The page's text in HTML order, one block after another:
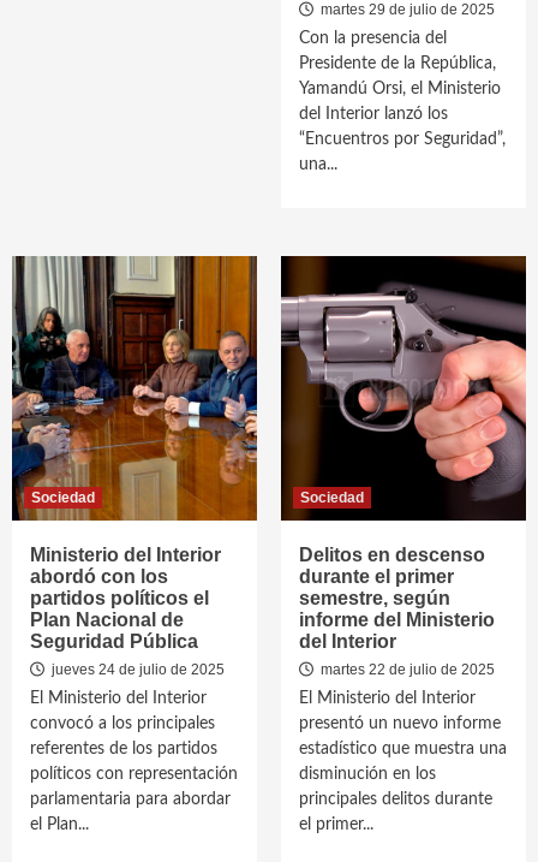
martes 29 de julio de 2025
Con la presencia del
Presidente de la República,
Yamandú Orsi, el Ministerio
del Interior lanzó los
“Encuentros por Seguridad”,
una...
Sociedad
Ministerio del Interior
abordó con los
partidos políticos el
Plan Nacional de
Seguridad Pública
jueves 24 de julio de 2025
El Ministerio del Interior
convocó a los principales
referentes de los partidos
políticos con representación
parlamentaria para abordar
el Plan...
Sociedad
Delitos en descenso
durante el primer
semestre, según
informe del Ministerio
del Interior
martes 22 de julio de 2025
El Ministerio del Interior
presentó un nuevo informe
estadístico que muestra una
disminución en los
principales delitos durante
el primer...